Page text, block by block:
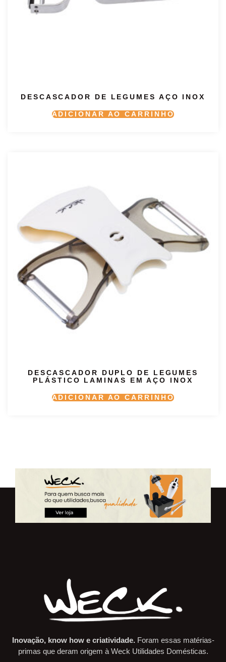
DESCASCADOR DE LEGUMES AÇO INOX
ADICIONAR AO CARRINHO
DESCASCADOR DUPLO DE LEGUMES
PLÁSTICO LAMINAS EM AÇO INOX
ADICIONAR AO CARRINHO
Inovação, know how e criatividade. Foram essas matérias-
primas que deram origem à Weck Utilidades Domésticas.